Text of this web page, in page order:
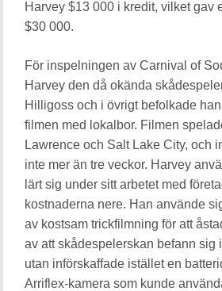
Harvey $13 000 i kredit, vilket gav
$30 000.
För inspelningen av Carnival of
Harvey den då okända
Hilligoss och i övrigt befolkade
filmen med lokalbor. Filmen
Lawrence och Salt Lake City, och
inte mer än tre veckor. Harvey
lärt sig under sitt arbetet med
kostnaderna nere. Han använde
av kostsam trickfilmning för att
av att skådespelerskan befann sig
utan införskaffade istället en
Arriflex-kamera som kunde